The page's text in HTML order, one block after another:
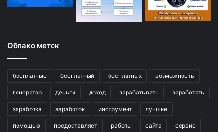
Облако меток
бесплатные бесплатный бесплатных возможность
генератор деньги доход зарабатывать заработать
заработка заработок инструмент лучшие
помощью предоставляет работы сайта сервис